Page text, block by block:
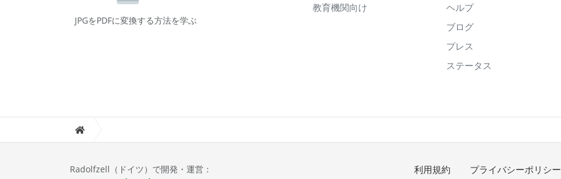
JPGをPDFに変換する方法を学ぶ
教育機関向け
ヘルプ
ブログ
プレス
ステータス
Radolfzell（ドイツ）で開発・運営： 利用規約 プライバシーポリシー